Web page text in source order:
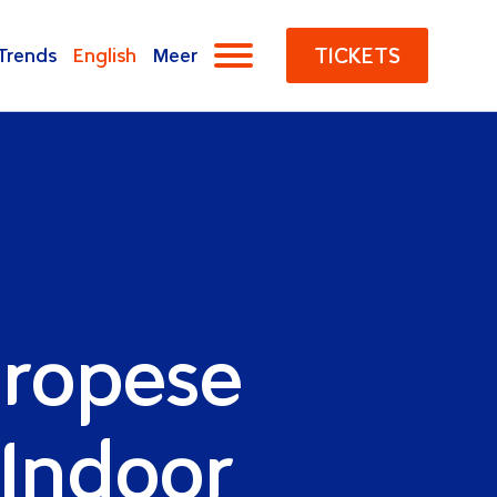
Apeldoorn
TICKETS
English Meer